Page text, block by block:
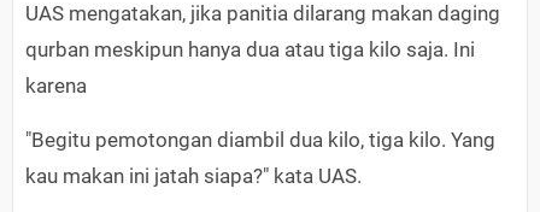
UAS mengatakan, jika panitia dilarang makan daging
qurban meskipun hanya dua atau tiga kilo saja. Ini
karena
"Begitu pemotongan diambil dua kilo, tiga kilo. Yang
kau makan ini jatah siapa?" kata UAS.